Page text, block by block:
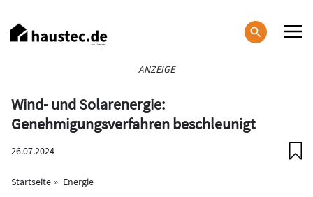
zum
Inhalt
ANZEIGE
Wind- und Solarenergie:
Genehmigungsverfahren beschleunigt
26.07.2024
Startseite Energie